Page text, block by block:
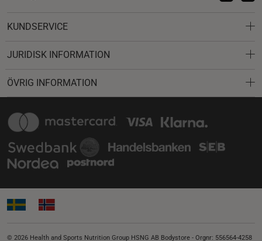
KUNDSERVICE
JURIDISK INFORMATION
ÖVRIG INFORMATION
© 2026 Health and Sports Nutrition Group HSNG AB Bodystore - Orgnr: 556564-4258